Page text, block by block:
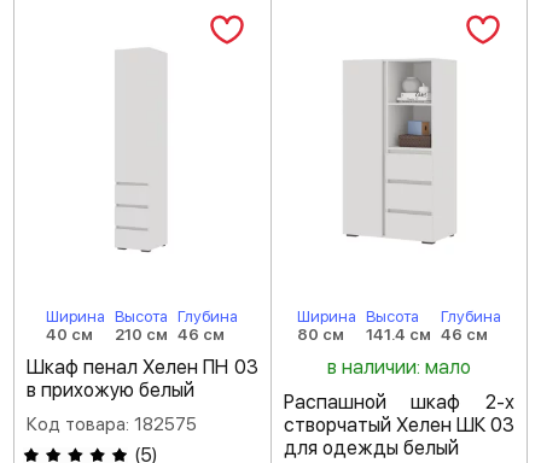
Ширина
40 см
Высота
210 см
Глубина
46 см
Шкаф пенал Хелен ПН 03
в прихожую белый
Код товара: 182575
(5)
Ширина
80 см
Высота
141.4 см
Глубина
46 см
в наличии: мало
Распашной шкаф 2-х
створчатый Хелен ШК 03
для одежды белый